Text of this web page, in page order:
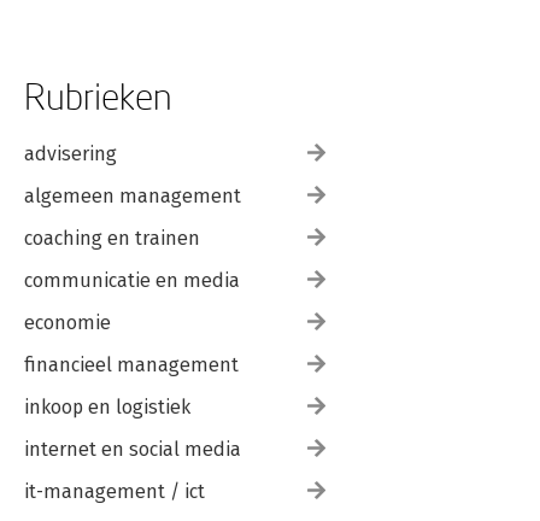
Rubrieken
advisering
algemeen management
coaching en trainen
communicatie en media
economie
financieel management
inkoop en logistiek
internet en social media
it-management / ict